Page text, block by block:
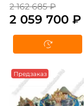
2 162 685 ₽
2 059 700 ₽
Предзаказ